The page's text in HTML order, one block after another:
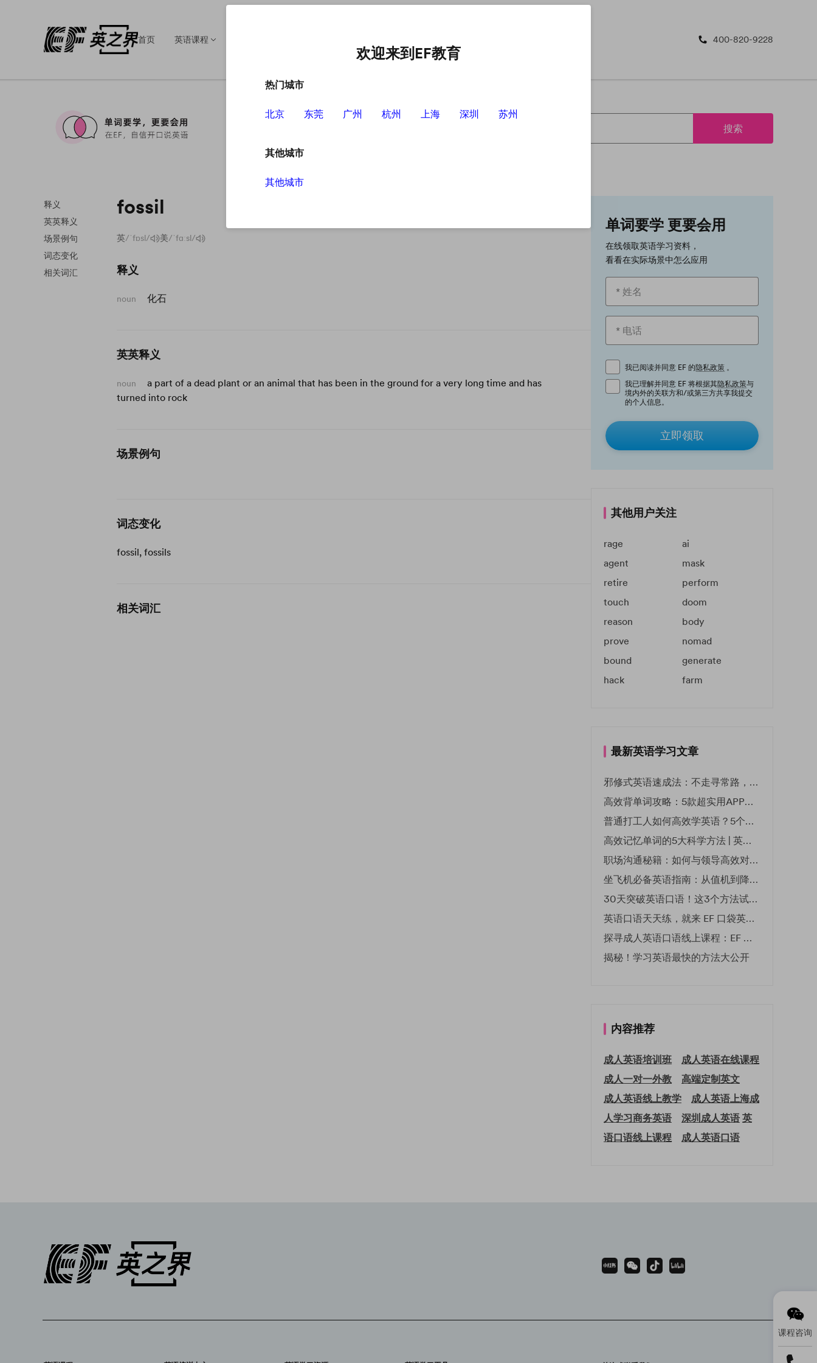
首页 英语课程 400-820-9228
搜索
释义
英英释义
场景例句
词态变化
相关词汇
fossil
英/ˈfɒsl/ 美/ˈfɑːsl/
释义
noun 化石
英英释义
noun
a part of a dead plant or an animal that has been in the ground for a very long time and has
turned into rock
场景例句
词态变化
fossil, fossils
相关词汇
单词要学 更要会用
在线领取英语学习资料，
看看在实际场景中怎么应用
我已阅读并同意 EF 的隐私政策 。
我已理解并同意 EF 将根据其隐私政策与
境内外的关联方和/或第三方共享我提交
的个人信息。
立即领取
其他用户关注
rage
ai
agent
mask
retire
perform
touch
doom
reason
body
prove
nomad
bound
generate
hack
farm
最新英语学习文章
邪修式英语速成法：不走寻常路，英语战力狂飙！
高效背单词攻略：5款超实用APP推荐 | EF英孚教育
普通打工人如何高效学英语？5个实用技巧助你突破职场瓶颈
高效记忆单词的5大科学方法 | 英语学习必备技巧
职场沟通秘籍：如何与领导高效对话 | EF英孚职场指南
坐飞机必备英语指南：从值机到降落的全流程表达
30天突破英语口语！这3个方法试过的人都说有效
英语口语天天练，就来 EF 口袋英语微信小程序
探寻成人英语口语线上课程：EF 英孚教育凭什么领航
揭秘！学习英语最快的方法大公开
内容推荐
成人英语培训班
成人英语在线课程
成人一对一外教
高端定制英文
成人英语线上教学
成人英语上海成
人学习商务英语
深圳成人英语英
语口语线上课程
成人英语口语
课程咨询
欢迎来到EF教育
热门城市
北京 东莞 广州 杭州 上海 深圳 苏州
其他城市
其他城市